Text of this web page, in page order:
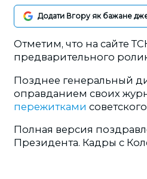
Додати Вгору як бажане
Отметим, что на сайте
предварительного
Позднее генеральный
оправданием своих
пережитками
Полная версия
Президента. Кадры с